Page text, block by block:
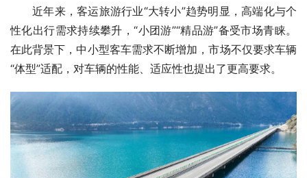
近年来，客运旅游行业“大转小”趋势明显，高端化与个
性化出行需求持续攀升，“小团游”“精品游”备受市场青睐。
在此背景下，中小型客车需求不断增加，市场不仅要求车辆
“体型”适配，对车辆的性能、适应性也提出了更高要求。